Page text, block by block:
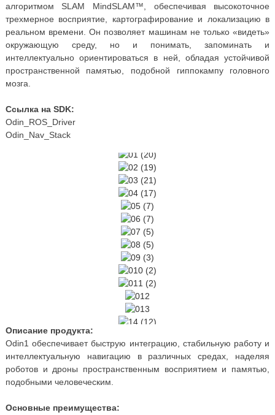
алгоритмом SLAM MindSLAM™, обеспечивая высокоточное
трехмерное восприятие, картографирование и локализацию в
реальном времени. Он позволяет машинам не только «видеть»
окружающую среду, но и понимать, запоминать и
интеллектуально ориентироваться в ней, обладая устойчивой
пространственной памятью, подобной гиппокампу головного
мозга.
Ссылка на SDK:
Odin_ROS_Driver
Odin_Nav_Stack
Описание продукта:
Odin1 обеспечивает быструю интеграцию, стабильную работу и
интеллектуальную навигацию в различных средах, наделяя
роботов и дроны пространственным восприятием и памятью,
подобными человеческим.
Основные преимущества: